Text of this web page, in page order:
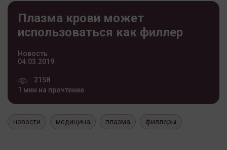
Плазма крови может
использоваться как филлер
Новость
04.03.2019
2158
1 мин на прочтение
новости медицина плазма филлеры